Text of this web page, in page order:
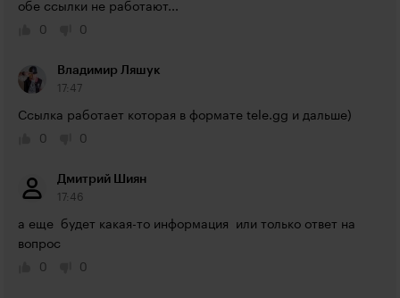
обе ссылки не работают...
0
0
Владимир Ляшук
17:47
Ссылка работает которая в формате tele.gg и дальше)
0
0
Дмитрий Шиян
17:46
а еще  будет какая-то информация  или только ответ на
вопрос
0
0